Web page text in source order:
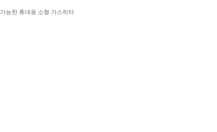
능한 휴대용 소형 가스히터